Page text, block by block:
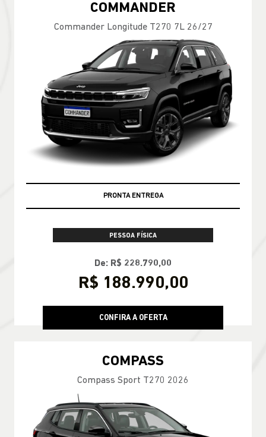
COMMANDER
Commander Longitude T270 7L 26/27
PRONTA ENTREGA
PESSOA FÍSICA
De: R$ 228.790,00
R$ 188.990,00
CONFIRA A OFERTA
COMPASS
Compass Sport T270 2026